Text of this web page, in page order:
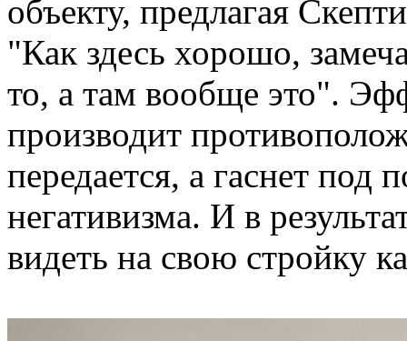
объекту, предлагая
"Как здесь хорошо,
то, а там вообще это".
производит
передается, а гаснет под
негативизма. И в
видеть на свою стройку